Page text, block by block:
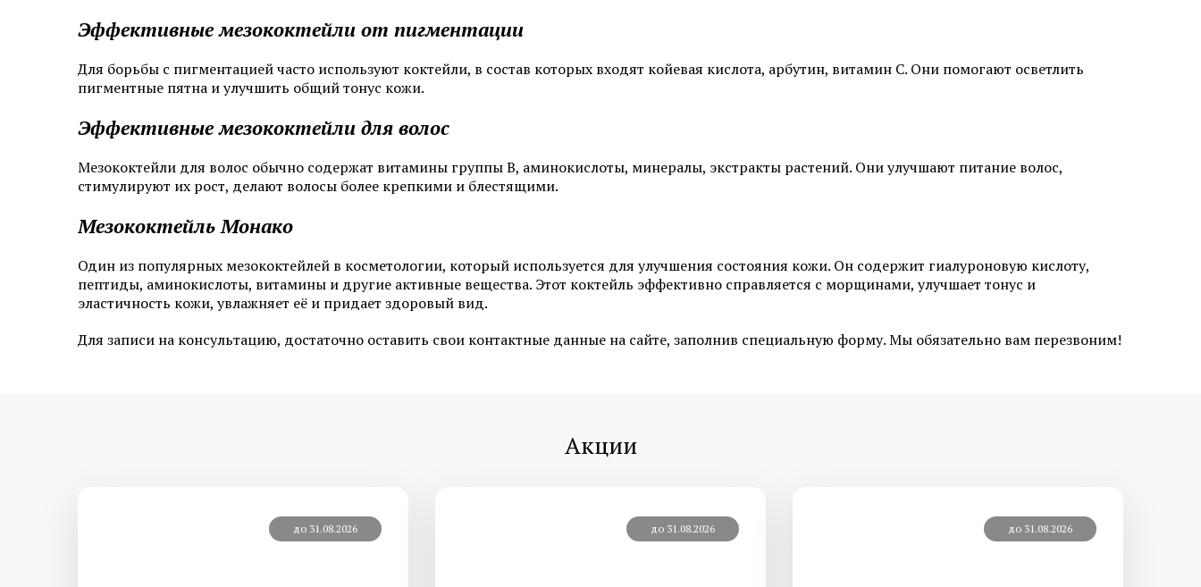
Пересадка волос для мужчин
Пересадка волос методом FUE
Пересадка волос методом HFE
Пересадка волос для женщин
Исправление неудачной
пересадки волос
Удаление бородавок лазером Удаление липомы лазером Удаление базалиомы
Эффективные мезококтейли от пигментации
Для борьбы с пигментацией часто используют коктейли, в состав которых входят койевая кислота, арбутин, витамин С. Они помогают осветлить
пигментные пятна и улучшить общий тонус кожи.
Эффективные мезококтейли для волос
Мезококтейли для волос обычно содержат витамины группы В, аминокислоты, минералы, экстракты растений. Они улучшают питание волос,
стимулируют их рост, делают волосы более крепкими и блестящими.
Мезококтейль Монако
Один из популярных мезококтейлей в косметологии, который используется для улучшения состояния кожи. Он содержит гиалуроновую кислоту,
пептиды, аминокислоты, витамины и другие активные вещества. Этот коктейль эффективно справляется с морщинами, улучшает тонус и
эластичность кожи, увлажняет её и придает здоровый вид.
Для записи на консультацию, достаточно оставить свои контактные данные на сайте, заполнив специальную форму. Мы обязательно вам перезвоним!
Акции
до 31.08.2026 до 31.08.2026 до 31.08.2026